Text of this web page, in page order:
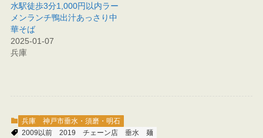
水駅徒歩3分1,000円以内ラー
メンランチ鴨出汁あっさり中
華そば
2025-01-07
兵庫
兵庫
神戸市垂水・須磨・明石
2009以前
2019 チェーン店 垂水 麺